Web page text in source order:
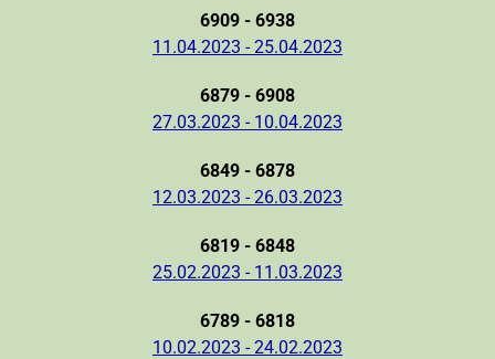
6909 - 6938
11.04.2023 - 25.04.2023
6879 - 6908
27.03.2023 - 10.04.2023
6849 - 6878
12.03.2023 - 26.03.2023
6819 - 6848
25.02.2023 - 11.03.2023
6789 - 6818
10.02.2023 - 24.02.2023